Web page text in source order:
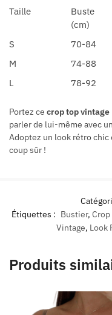
Taille
Buste
(cm)
S
70-84
M
74-88
L
78-92
Portez ce crop top
parler de lui-même avec
Adoptez un look rétro
coup sûr !
Étiquettes : Bustier, Crop
Vintage, Look
Produits